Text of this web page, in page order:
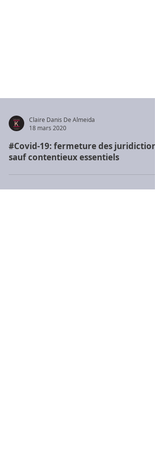
18 mars 2020
#Covid-19: fermeture des
sauf contentieux essentiels